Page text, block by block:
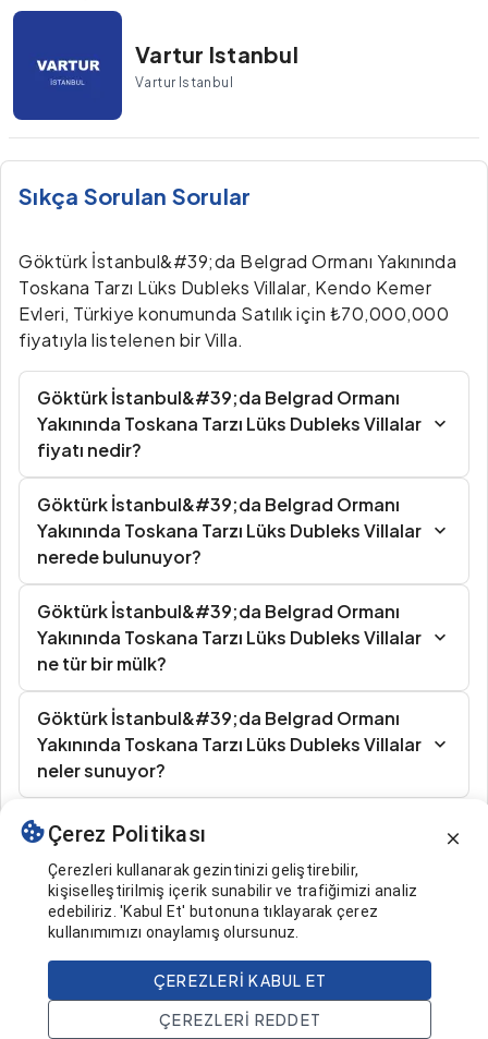
Vartur Istanbul
Vartur Istanbul
Sıkça Sorulan Sorular
Göktürk İstanbul&#39;da Belgrad Ormanı Yakınında
Toskana Tarzı Lüks Dubleks Villalar, Kendo Kemer
Evleri, Türkiye konumunda Satılık için ₺70,000,000
fiyatıyla listelenen bir Villa.
Göktürk İstanbul&#39;da Belgrad Ormanı
Yakınında Toskana Tarzı Lüks Dubleks Villalar
fiyatı nedir?
Göktürk İstanbul&#39;da Belgrad Ormanı
Yakınında Toskana Tarzı Lüks Dubleks Villalar
nerede bulunuyor?
Göktürk İstanbul&#39;da Belgrad Ormanı
Yakınında Toskana Tarzı Lüks Dubleks Villalar
ne tür bir mülk?
Göktürk İstanbul&#39;da Belgrad Ormanı
Yakınında Toskana Tarzı Lüks Dubleks Villalar
neler sunuyor?
Benzer İlanlar
1.474.000 $
Çerez Politikası
Çerezleri kullanarak gezintinizi geliştirebilir,
kişiselleştirilmiş içerik sunabilir ve trafiğimizi analiz
edebiliriz. 'Kabul Et' butonuna tıklayarak çerez
kullanımımızı onaylamış olursunuz.
ÇEREZLERI KABUL ET
ÇEREZLERI REDDET